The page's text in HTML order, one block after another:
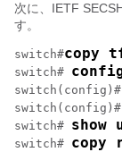
次に、IETF
す。
switch#copy
switch#
switch(config)#
switch(config)#
switch# show
switch# copy